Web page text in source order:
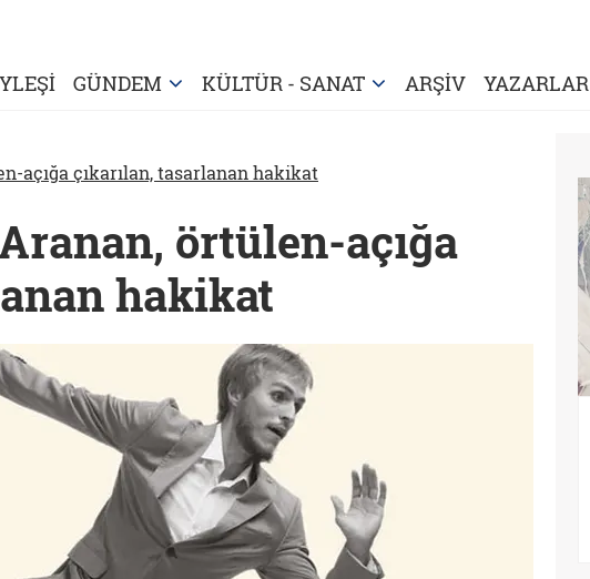
GÜNDEM KÜLTÜR - SANAT ARŞİV YAZARLAR
açığa çıkarılan, tasarlanan hakikat
örtülen-açığa
hakikat